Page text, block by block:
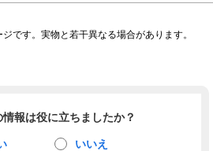
です。実物と若干異なる場合があります。
報は役に立ちましたか？
いいえ